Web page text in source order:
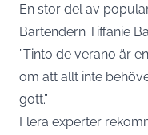
En stor del av
Bartendern Tiffanie
”Tinto de verano är
om att allt inte
gott.”
Flera experter